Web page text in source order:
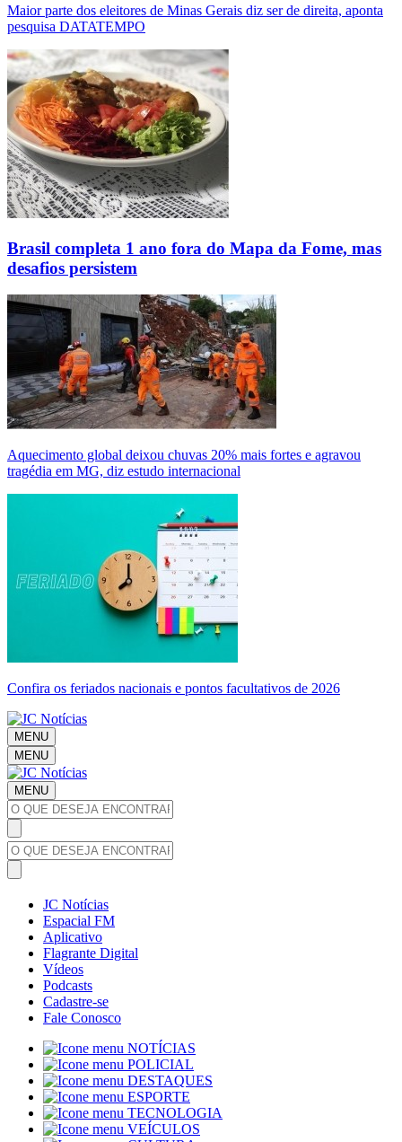
Maior parte dos eleitores de Minas Gerais diz ser de direita, aponta
pesquisa DATATEMPO
Brasil completa 1 ano fora do Mapa da Fome, mas
desafios persistem
Aquecimento global deixou chuvas 20% mais fortes e agravou
tragédia em MG, diz estudo internacional
Confira os feriados nacionais e pontos facultativos de 2026
MENU
MENU
MENU
JC Notícias
Espacial FM
Aplicativo
Flagrante Digital
Vídeos
Podcasts
Cadastre-se
Fale Conosco
NOTÍCIAS
POLICIAL
DESTAQUES
ESPORTE
TECNOLOGIA
VEÍCULOS